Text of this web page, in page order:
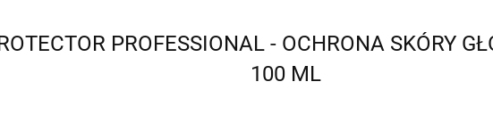
PROFESSIONAL - OCHRONA SKÓRY
100 ML